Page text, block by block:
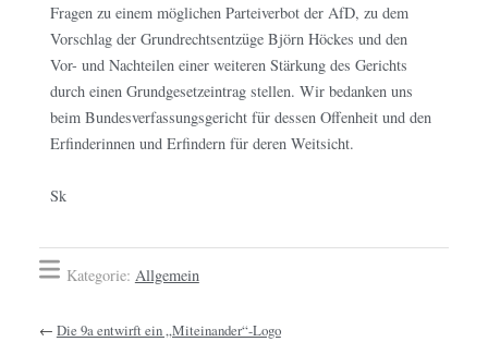
Fragen zu einem möglichen Parteiverbot der AfD, zu dem
Vorschlag der Grundrechtsentzüge Björn Höckes und den
Vor- und Nachteilen einer weiteren Stärkung des Gerichts
durch einen Grundgesetzeintrag stellen. Wir bedanken uns
beim Bundesverfassungsgericht für dessen Offenheit und den
Erfinderinnen und Erfindern für deren Weitsicht.
Sk
Kategorie: Allgemein
← Die 9a entwirft ein „Miteinander“-Logo